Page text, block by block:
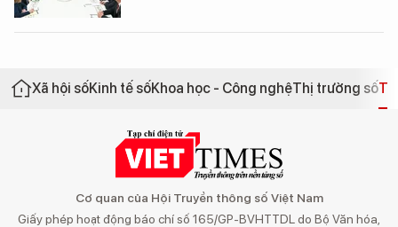
Xã hội sốKinh tế sốKhoa học - Công nghệThị trường số
Cơ quan của Hội Truyền thông số Việt Nam
Giấy phép hoạt động báo chí số 165/GP-BVHTTDL do Bộ Văn hóa,